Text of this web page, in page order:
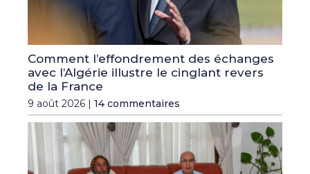
Comment l’effondrement des échanges
avec l’Algérie illustre le cinglant revers
de la France
9 août 2026 | 14 commentaires